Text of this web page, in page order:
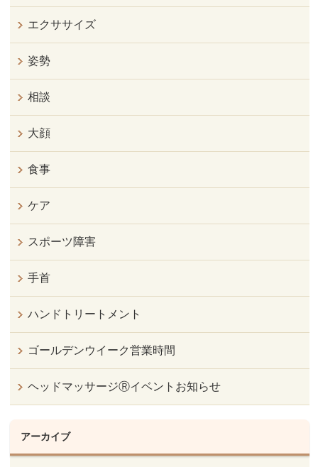
エクササイズ
姿勢
相談
大顔
食事
ケア
スポーツ障害
手首
ハンドトリートメント
ゴールデンウイーク営業時間
ヘッドマッサージⓇイベントお知らせ
アーカイブ